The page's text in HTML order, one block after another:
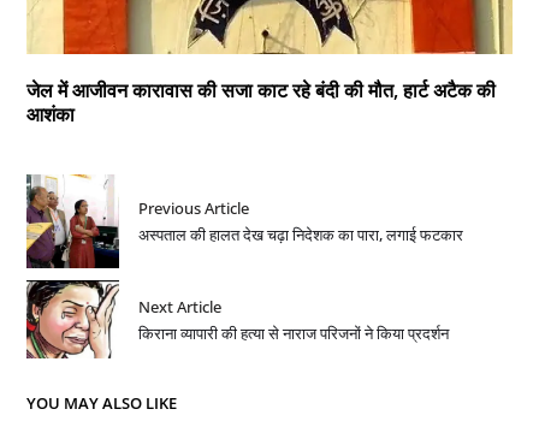
जेल में आजीवन कारावास की सजा काट रहे बंदी की मौत, हार्ट अटैक की
आशंका
Previous Article
अस्पताल की हालत देख चढ़ा निदेशक का पारा, लगाई फटकार
Next Article
किराना व्यापारी की हत्या से नाराज परिजनों ने किया प्रदर्शन
YOU MAY ALSO LIKE